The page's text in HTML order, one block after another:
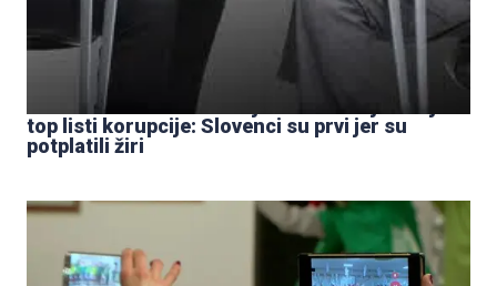
Hrvati šokirani trećim mjestom na svjetskoj
top listi korupcije: Slovenci su prvi jer su
potplatili žiri